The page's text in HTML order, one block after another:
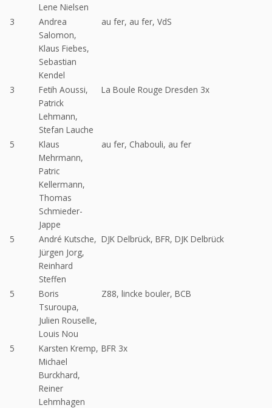
Lene Nielsen
3
Andrea
Salomon,
Klaus Fiebes,
Sebastian
Kendel
au fer, au fer, VdS
3
Fetih Aoussi,
Patrick
Lehmann,
Stefan Lauche
La Boule Rouge Dresden 3x
5
Klaus
Mehrmann,
Patric
Kellermann,
Thomas
Schmieder-
Jappe
au fer, Chabouli, au fer
5
André Kutsche,
Jürgen Jorg,
Reinhard
Steffen
DJK Delbrück, BFR, DJK Delbrück
5
Boris
Tsuroupa,
Julien Rouselle,
Louis Nou
Z88, lincke bouler, BCB
5
Karsten Kremp,
Michael
Burckhard,
Reiner
Lehmhagen
BFR 3x